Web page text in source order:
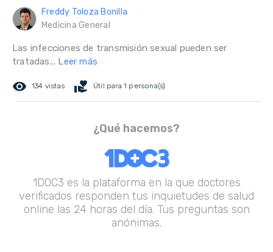
Freddy Toloza Bonilla
Medicina General
Las infecciones de transmisión sexual pueden ser
tratadas... Leer más
remove_red_eye 134 vistas volunteer_activism Útil para 1 persona(s)
¿Qué hacemos?
1DOC3 es la plataforma en la que doctores
verificados responden tus inquietudes de salud
online las 24 horas del día. Tus preguntas son
anónimas.